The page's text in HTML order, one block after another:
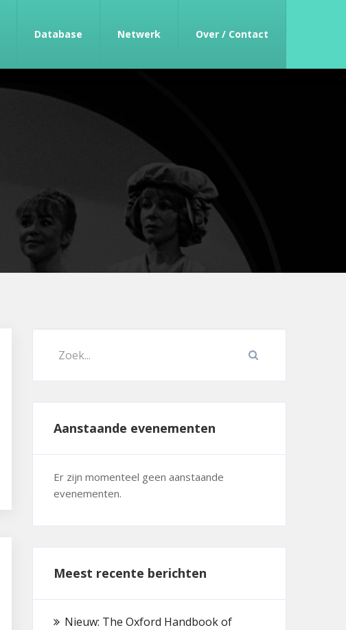
Database Netwerk Over / Contact
Aanstaande evenementen
Er zijn momenteel geen aanstaande
evenementen.
Meest recente berichten
Nieuw: The Oxford Handbook of